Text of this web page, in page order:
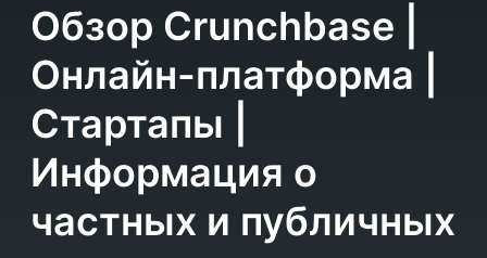
Обзор Crunchbase |
Онлайн-платформа |
Стартапы |
Информация о
частных и публичных